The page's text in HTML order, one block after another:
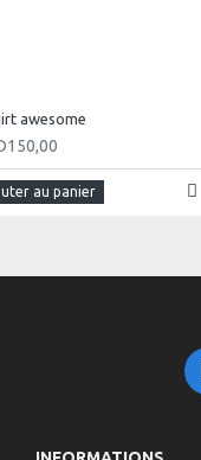
awesome
au panier